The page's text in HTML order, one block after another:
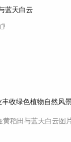
蓝天白云
丰收绿色植物自然风
黄稻田与蓝天白云图